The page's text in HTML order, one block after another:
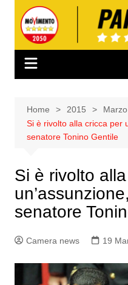
contenuto
Home 2015 Marzo
Si è rivolto alla cricca per
senatore Tonino Gentile
Si è rivolto
senatore
Camera news 19